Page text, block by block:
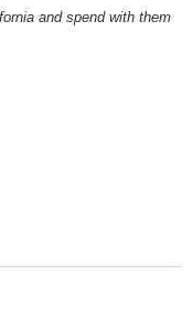
and spend with them